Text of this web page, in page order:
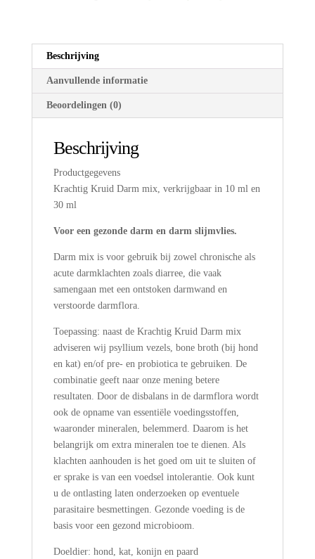
30ml
aantal
Beschrijving
Aanvullende informatie
Beoordelingen (0)
Beschrijving
Productgegevens
Krachtig Kruid Darm mix, verkrijgbaar in 10 ml en
30 ml
Voor een gezonde darm en darm slijmvlies.
Darm mix is voor gebruik bij zowel chronische als
acute darmklachten zoals diarree, die vaak
samengaan met een ontstoken darmwand en
verstoorde darmflora.
Toepassing: naast de Krachtig Kruid Darm mix
adviseren wij psyllium vezels, bone broth (bij hond
en kat) en/of pre- en probiotica te gebruiken. De
combinatie geeft naar onze mening betere
resultaten. Door de disbalans in de darmflora wordt
ook de opname van essentiële voedingsstoffen,
waaronder mineralen, belemmerd. Daarom is het
belangrijk om extra mineralen toe te dienen. Als
klachten aanhouden is het goed om uit te sluiten of
er sprake is van een voedsel intolerantie. Ook kunt
u de ontlasting laten onderzoeken op eventuele
parasitaire besmettingen. Gezonde voeding is de
basis voor een gezond microbioom.
Doeldier: hond, kat, konijn en paard